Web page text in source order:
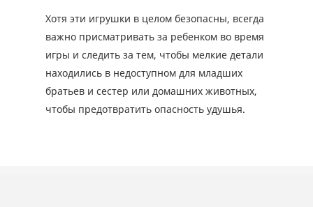
Хотя эти игрушки в целом безопасны, всегда
важно присматривать за ребенком во время
игры и следить за тем, чтобы мелкие детали
находились в недоступном для младших
братьев и сестер или домашних животных,
чтобы предотвратить опасность удушья.